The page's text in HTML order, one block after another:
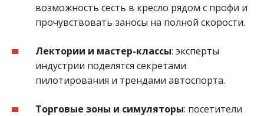
возможность сесть в кресло рядом с профи и
прочувствовать заносы на полной скорости.
Лектории и мастер-классы: эксперты
индустрии поделятся секретами
пилотирования и трендами автоспорта.
Торговые зоны и симуляторы: посетители